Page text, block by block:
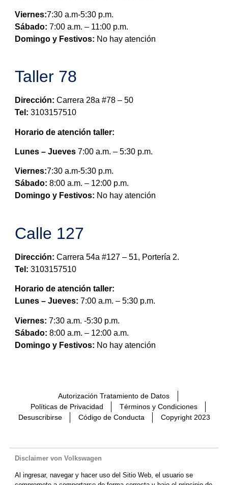
Viernes:7:30 a.m-5:30 p.m.
Sábado: 7:00 a.m. – 11:00 p.m.
Domingo y Festivos: No hay atención
Taller 78
Dirección: Carrera 28a #78 – 50
Tel: 3103157510
Horario de atención taller:
Lunes – Jueves7:00 a.m. – 5:30 p.m.
Viernes:7:30 a.m-5:30 p.m.
Sábado: 8:00 a.m. – 12:00 p.m.
Domingo y Festivos: No hay atención
Calle 127
Dirección: Carrera 54a #127 – 51, Portería 2.
Tel: 3103157510
Horario de atención taller:
Lunes – Jueves: 7:00 a.m. – 5:30 p.m.
Viernes: 7:30 a.m. -5:30 p.m.
Sábado: 8:00 a.m. – 12:00 a.m.
Domingo y Festivos: No hay atención
Autorización Tratamiento de Datos
Políticas de Privacidad
Términos y Condiciones
Desuscribirse
Código de Conducta Copyright 2023
Disclaimer von Volkswagen
Al ingresar, navegar y hacer uso del Sitio Web, el usuario se